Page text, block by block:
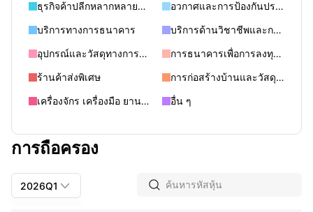
ธุรกิจค้าปลีกหลากหลายประเภท
อวกาศและการป้องกันประเทศ
บริการทางการธนาคาร
บริการด้านวิชาชีพและการพาณิชย์
อุปกรณ์และวัสดุทางการแพทย์
การธนาคารเพื่อการลงทุนและบริการการลงทุน
ร้านค้าส่งพิเศษ
การก่อสร้างบ้านและวัสดุก่อสร้าง
เครื่องจักร เครื่องมือ ยานยนต์หนัก รถไฟและเรือ
อื่น ๆ
การถือครอง
2026Q1  